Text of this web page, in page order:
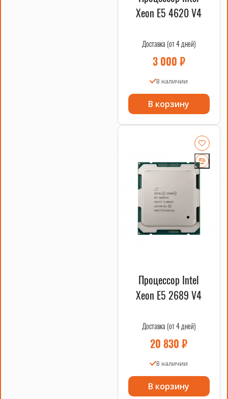
быструю доставку и гарантию на все товары. Заказать
комплект можно онлайн, выбрав удобный способ оплаты и
Xeon E5 4620 V4
Доставка (от 4 дней)
3 000 ₽
В наличии
В корзину
Процессор Intel
Xeon E5 2689 V4
Доставка (от 4 дней)
20 830₽
В наличии
В корзину